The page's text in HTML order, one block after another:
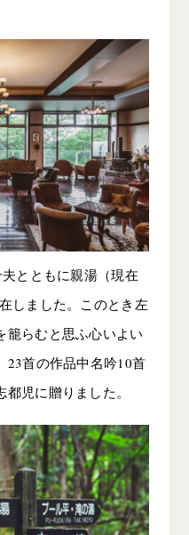
とともに親湯（現在
しました。このとき左
籠らむと思ふ心いよい
23首の作品中名吟10首
児に贈りました。